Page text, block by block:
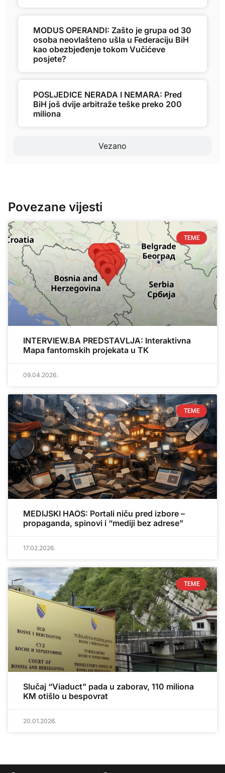
Vezano
MODUS OPERANDI: Zašto je grupa od 30
osoba neovlašteno ušla u Federaciju BiH
kao obezbjeđenje tokom Vučićeve
posjete?
POSLJEDICE NERADA I NEMARA: Pred
BiH još dvije arbitraže teške preko 200
miliona
Povezane vijesti
TEME
INTERVIEW.BA PREDSTAVLJA: Interaktivna
Mapa fantomskih projekata u TK
09.04.2026.
TEME
MEDIJSKI HAOS: Portali niču pred izbore –
propaganda, spinovi i “mediji bez adrese”
17.02.2026.
TEME
Slučaj “Viaduct” pada u zaborav, 110 miliona
KM otišlo u bespovrat
20.01.2026.